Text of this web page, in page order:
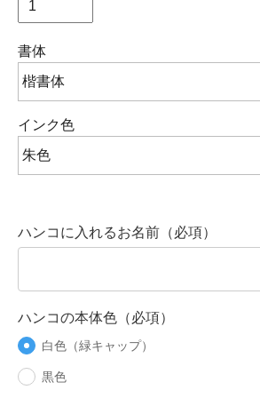
書体
インク色
ハンコに入れるお名前（必項）
ハンコの本体色（必項）
白色（緑キャップ）
黒色